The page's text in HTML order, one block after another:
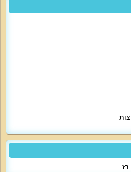
בני נוער, מסיבות רווקים ורווקות. ללא